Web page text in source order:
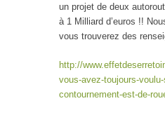
un projet de deux
à 1 Milliard d’euros !!
vous trouverez des
http://
vous-avez-toujours-
contournement-est-de-